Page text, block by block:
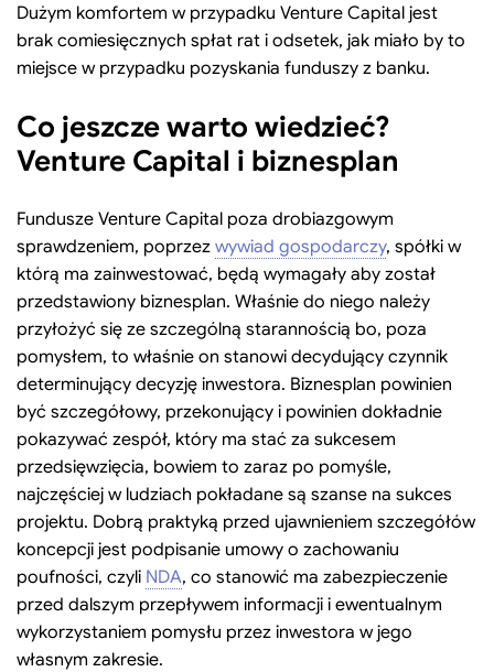
Dużym komfortem w przypadku Venture Capital jest
brak comiesięcznych spłat rat i odsetek, jak miało by to
miejsce w przypadku pozyskania funduszy z banku.
Co jeszcze warto wiedzieć?
Venture Capital i biznesplan
Fundusze Venture Capital poza drobiazgowym
sprawdzeniem, poprzez wywiad gospodarczy, spółki w
którą ma zainwestować, będą wymagały aby został
przedstawiony biznesplan. Właśnie do niego należy
przyłożyć się ze szczególną starannością bo, poza
pomysłem, to właśnie on stanowi decydujący czynnik
determinujący decyzję inwestora. Biznesplan powinien
być szczegółowy, przekonujący i powinien dokładnie
pokazywać zespół, który ma stać za sukcesem
przedsięwzięcia, bowiem to zaraz po pomyśle,
najczęściej w ludziach pokładane są szanse na sukces
projektu. Dobrą praktyką przed ujawnieniem szczegółów
koncepcji jest podpisanie umowy o zachowaniu
poufności, czyli NDA, co stanowić ma zabezpieczenie
przed dalszym przepływem informacji i ewentualnym
wykorzystaniem pomysłu przez inwestora w jego
własnym zakresie.